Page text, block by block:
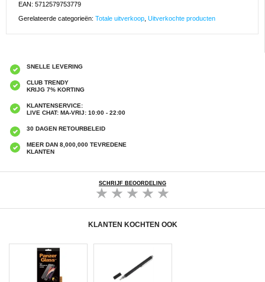
EAN: 5712579753779
Gerelateerde categorieën: Totale uitverkoop Uitverkochte producten
SNELLE LEVERING
CLUB TRENDY
KRIJG 7% KORTING
KLANTENSERVICE:
LIVE CHAT: MA-VRIJ: 10:00 - 22:00
30 DAGEN RETOURBELEID
MEER DAN 8,000,000 TEVREDENE
KLANTEN
SCHRIJF BEOORDELING
KLANTEN KOCHTEN OOK